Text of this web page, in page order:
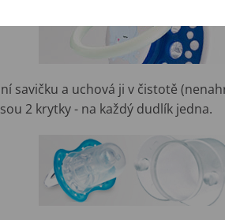
savičku a uchová ji v čistotě
2 krytky - na každý dudlík jedna.